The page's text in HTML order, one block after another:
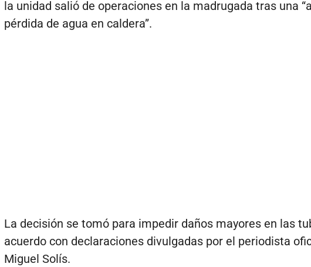
la unidad salió de operaciones en la madrugada tras una
pérdida de agua en caldera”.
La decisión se tomó para impedir daños mayores en las
acuerdo con declaraciones divulgadas por el periodista
Miguel Solís.